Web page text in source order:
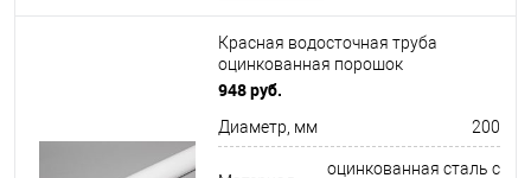
Красная водосточная труба
оцинкованная порошок
ф200х1250мм RAL 3005
948 руб.
Диаметр, мм 200
оцинкованная сталь с